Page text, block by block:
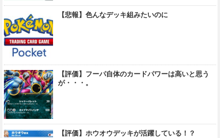
【悲報】色んなデッキ組みたいのに
【評価】フーパ自体のカードパワーは高いと思う
が・・・。
【評価】ホウオウデッキが活躍している！？